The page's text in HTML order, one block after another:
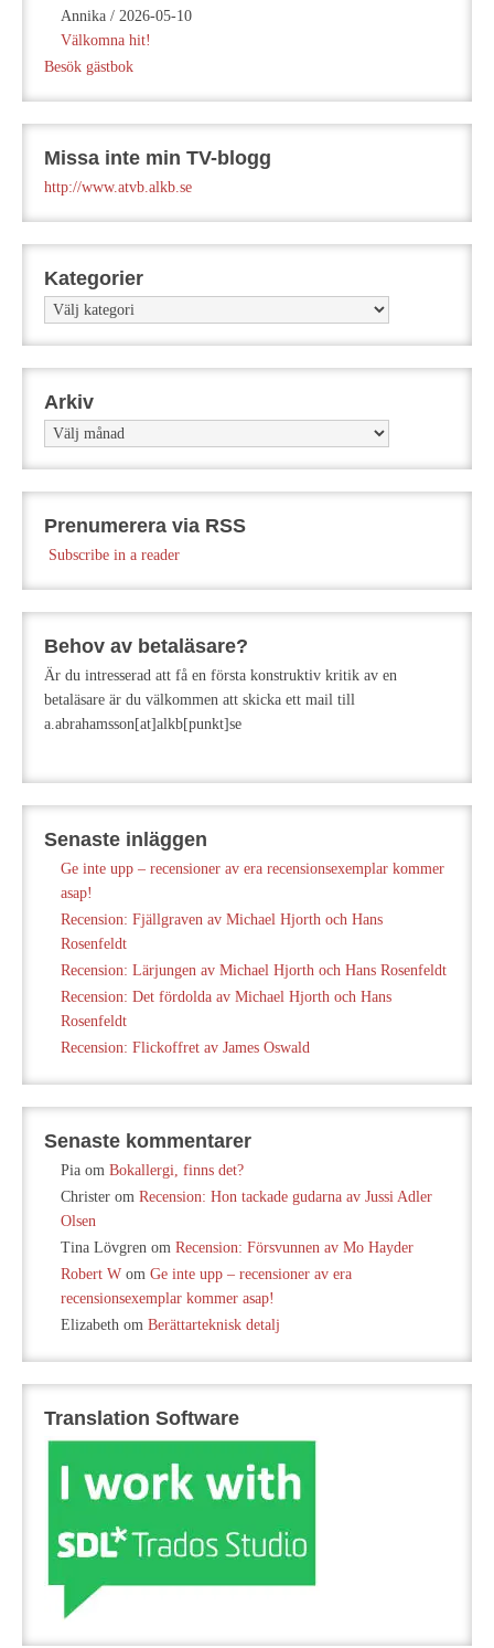
Annika / 2026-05-10
Välkomna hit!
Besök gästbok
Missa inte min TV-blogg
http://www.atvb.alkb.se
Kategorier
Kategorier
Arkiv
Arkiv
Prenumerera via RSS
Subscribe in a reader
Behov av betaläsare?
Är du intresserad att få en första konstruktiv kritik av en
betaläsare är du välkommen att skicka ett mail till
a.abrahamsson[at]alkb[punkt]se
Senaste inläggen
Ge inte upp – recensioner av era recensionsexemplar kommer
asap!
Recension: Fjällgraven av Michael Hjorth och Hans
Rosenfeldt
Recension: Lärjungen av Michael Hjorth och Hans Rosenfeldt
Recension: Det fördolda av Michael Hjorth och Hans
Rosenfeldt
Recension: Flickoffret av James Oswald
Senaste kommentarer
Pia om Bokallergi, finns det?
Christer om Recension: Hon tackade gudarna av Jussi Adler
Olsen
Tina Lövgren om Recension: Försvunnen av Mo Hayder
Robert W om Ge inte upp – recensioner av era
recensionsexemplar kommer asap!
Elizabeth om Berättarteknisk detalj
Translation Software